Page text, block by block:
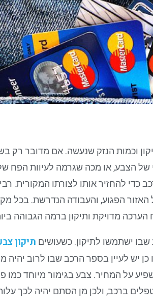
וכמות הנזק שנעשה. אם מדובר רק
הצבע, או מכה שגרמה לעיוות הפח
כדי להחזיר אותו לצורתו המקורית.
האזור הפגוע, והעבודה הנדרשת. בכל
מדויקת ותיקון ברמה הגבוהה
ישתמשו לתיקון. כשעושים תיקון
יש לעיין בספר הרכב שבו לרוב יהיה
על המחיר. צבע בגימור מיוחד כמו
ברכב, ולכן מן הסתם יהיה לכך